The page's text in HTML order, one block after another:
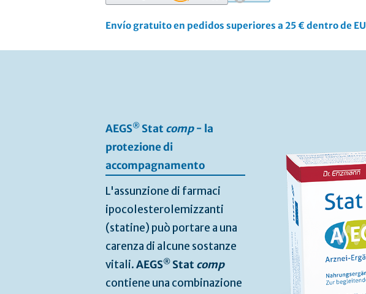
Envío gratuito en pedidos superiores a 25 € dentro de EU
AEGS® Stat comp− la
protezione di
accompagnamento
L'assunzione di farmaci
ipocolesterolemizzanti
(statine) può portare a una
carenza di alcune sostanze
vitali.AEGS® Stat comp
contiene una combinazione